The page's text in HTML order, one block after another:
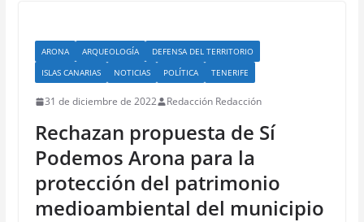
ARONA ARQUEOLOGÍA
DEFENSA DEL TERRITORIO
ISLAS CANARIAS
NOTICIAS POLÍTICA TENERIFE
31 de diciembre de 2022 Redacción Redacción
Rechazan propuesta de Sí
Podemos Arona para la
protección del patrimonio
medioambiental del municipio